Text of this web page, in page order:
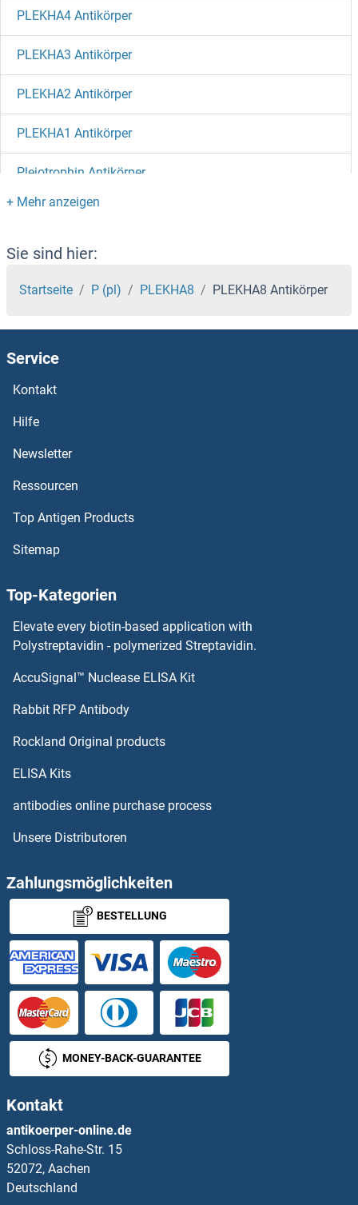
PLEKHA4 Antikörper
PLEKHA3 Antikörper
PLEKHA2 Antikörper
PLEKHA1 Antikörper
Pleiotrophin Antikörper
Pleckstrin 2 Antikörper
Pleckstrin Antikörper
PLEC Antikörper
PLD6 Antikörper
PLD5 Antikörper
PLD1 Antikörper
PLCz1 Antikörper
PLCXD1 Antikörper
PLCL1 Antikörper
PLCH1 Antikörper
PLCE1 Antikörper
PLEKHB1 Antikörper
PLEKHF1 Antikörper
PLEKHF2 Antikörper
PLEKHG2 Antikörper
PLEKHG4 Antikörper
PLEKHG5 Antikörper
PLEKHG6 Antikörper
PLEKHM1 Antikörper
PLEKHM2 Antikörper
PLEKHO1 Antikörper
PLEKHO2 Antikörper
Plet1 Antikörper
Sie sind hier:
Startseite P (pl) PLEKHA8 PLEKHA8 Antikörper
Service
Kontakt
Hilfe
Newsletter
Ressourcen
Top Antigen Products
Sitemap
Top-Kategorien
Elevate every biotin-based application with
Polystreptavidin - polymerized Streptavidin.
AccuSignal™ Nuclease ELISA Kit
Rabbit RFP Antibody
Rockland Original products
ELISA Kits
antibodies online purchase process
Unsere Distributoren
Zahlungsmöglichkeiten
BESTELLUNG
MONEY-BACK-GUARANTEE
Kontakt
antikoerper-online.de
Schloss-Rahe-Str. 15
52072, Aachen
Deutschland